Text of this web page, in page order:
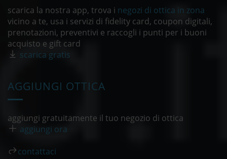
scarica la nostra app, trova i negozi di ottica in zona
vicino a te, usa i servizi di fidelity card, coupon digitali,
prenotazioni, preventivi e raccogli i punti per i buoni
acquisto e gift card
scarica gratis
AGGIUNGI OTTICA
aggiungi gratuitamente il tuo negozio di ottica
aggiungi ora
contattaci